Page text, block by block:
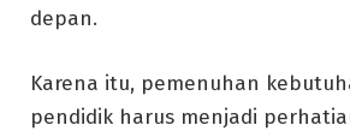
depan.
Karena itu, pemenuhan
pendidik harus menjadi